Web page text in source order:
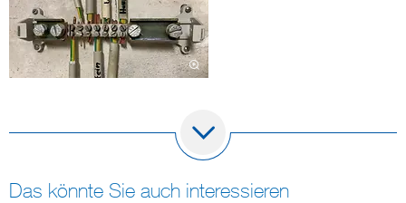
Das könnte Sie auch interessieren